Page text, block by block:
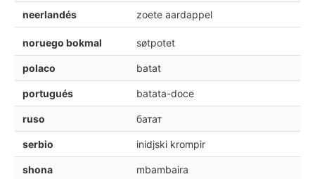
neerlandés zoete aardappel
noruego bokmal søtpotet
polaco batat
portugués batata-doce
ruso батат
serbio inidjski krompir
shona mbambaira